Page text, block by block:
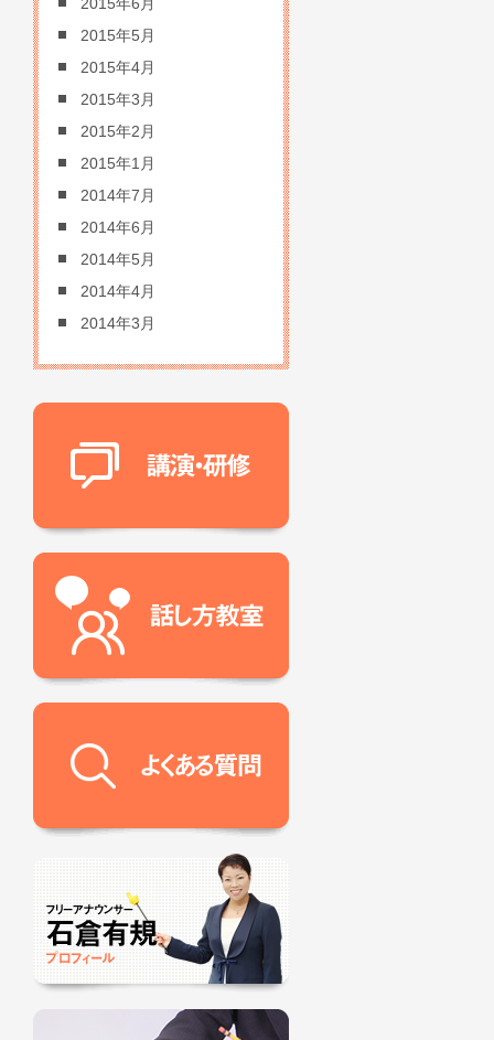
2015年6月
2015年5月
2015年4月
2015年3月
2015年2月
2015年1月
2014年7月
2014年6月
2014年5月
2014年4月
2014年3月